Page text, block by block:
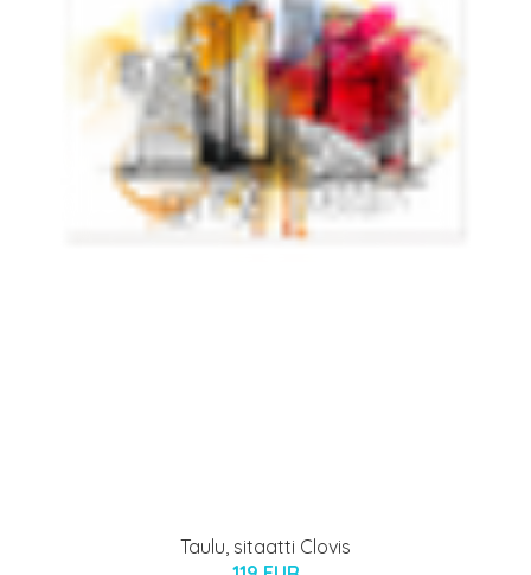
Taulu, sitaatti Clovis